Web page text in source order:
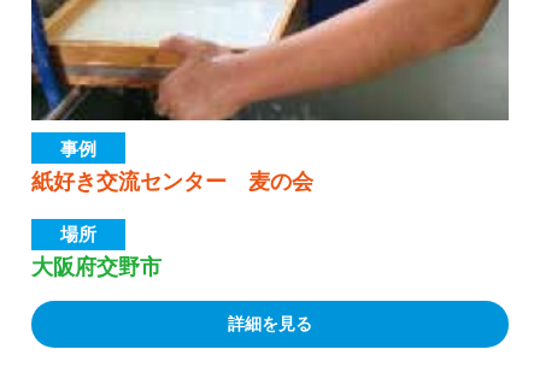
事例
紙好き交流センター 麦の会
場所
大阪府交野市
詳細を見る